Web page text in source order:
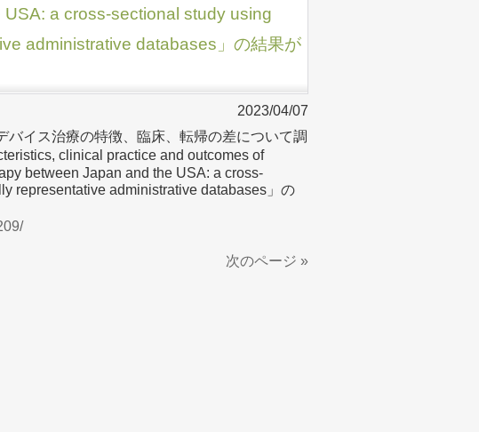
a cross-sectional study using
administrative databases」の結果が
2023/04/07
バイス治療の特徴、臨床、転帰の差について調
clinical practice and outcomes of
between Japan and the USA: a cross-
representative administrative databases」の
次のページ »